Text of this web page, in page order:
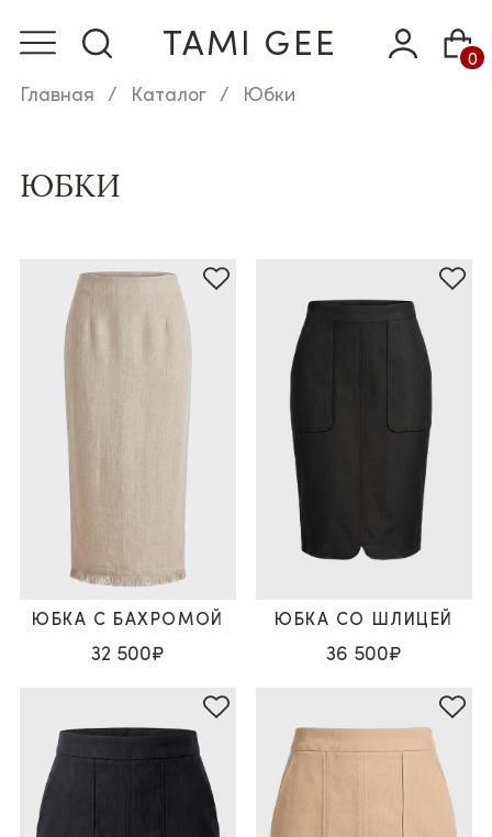
TAMI GEE 0
Главная Каталог Юбки
ЮБКИ
ЮБКА С БАХРОМОЙ
32 500₽
ЮБКА СО ШЛИЦЕЙ
36 500₽